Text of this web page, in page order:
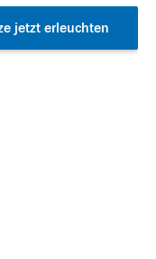
jetzt erleuchten